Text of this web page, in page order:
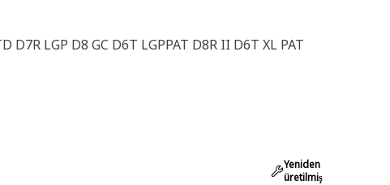
D7R LGP D8 GC D6T LGPPAT D8R II D6T XL PAT
Yeniden
üretilmiş